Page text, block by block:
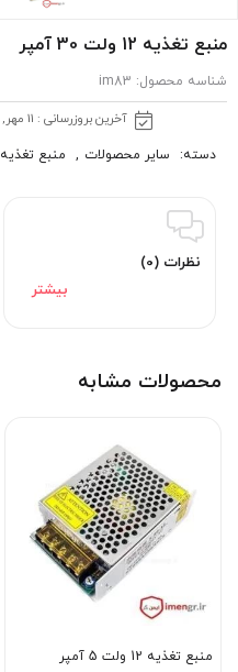
منبع تغذیه 12 ولت 30 آمپر
شناسه محصول: im83
آخرین بروزرسانی : 11 مهر, 1400
دسته: سایر محصولات , منبع تغذیه
نظرات (0)
محصولات مشابه
منبع تغذیه 12 ولت 5 آمپر